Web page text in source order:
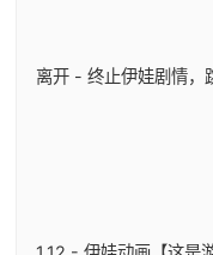
离开 - 终止伊娃剧情，